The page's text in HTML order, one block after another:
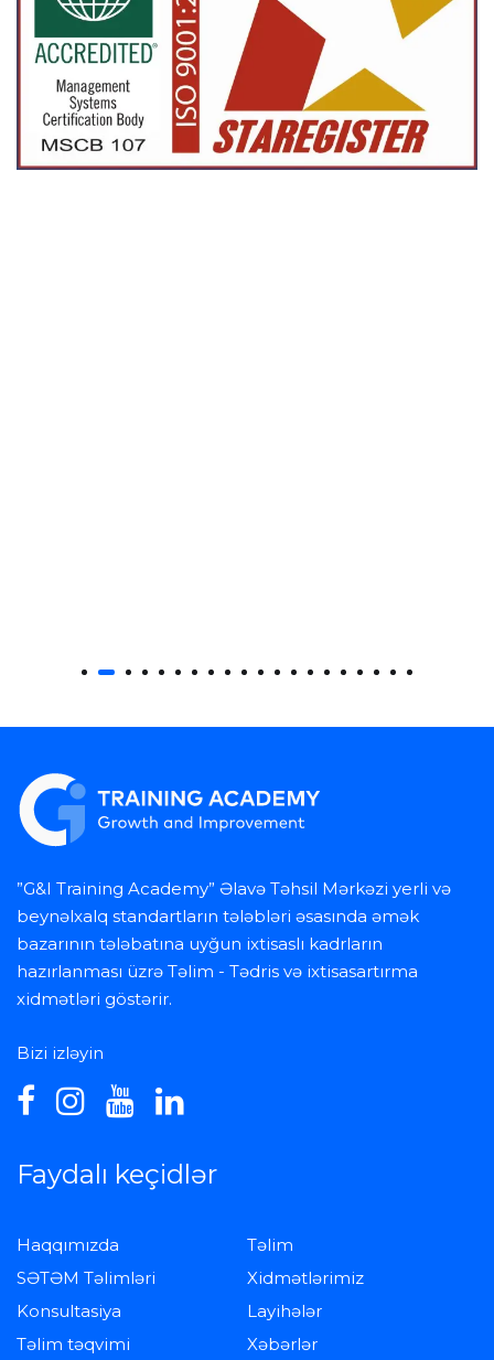
”G&I Training Academy” Əlavə Təhsil Mərkəzi yerli və
beynəlxalq standartların tələbləri əsasında əmək
bazarının tələbatına uyğun ixtisaslı kadrların
hazırlanması üzrə Təlim - Tədris və ixtisasartırma
xidmətləri göstərir.
Bizi izləyin
Faydalı keçidlər
Haqqımızda
Təlim
SƏTƏM Təlimləri
Xidmətlərimiz
Konsultasiya
Layihələr
Təlim təqvimi
Xəbərlər